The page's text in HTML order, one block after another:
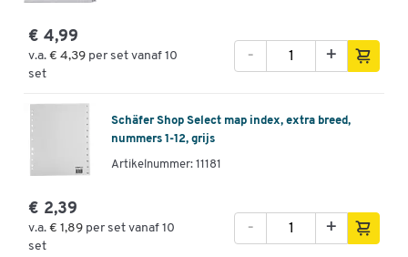
€ 4,99
v.a. € 4,39 per set vanaf 10
set
+
-
Schäfer Shop Select map index, extra breed,
nummers 1-12, grijs
Artikelnummer: 11181
€ 2,39
v.a. € 1,89 per set vanaf 10
set
+
-